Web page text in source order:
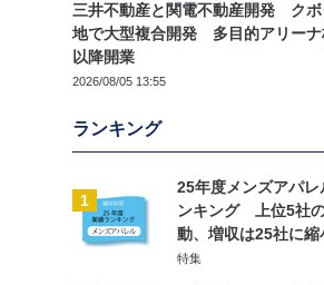
三井不動産と関電不動産開発 クボ
地で大型複合開発 多目的アリーナ
以降開業
2026/08/05 13:55
ランキング
1
25年度メンズアパレ
ンキング 上位5社
動、増収は25社に縮
特集